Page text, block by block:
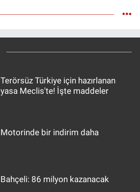
Terörsüz Türkiye için hazırlanan
yasa Meclis'te! İşte maddeler
Motorinde bir indirim daha
Bahçeli: 86 milyon kazanacak